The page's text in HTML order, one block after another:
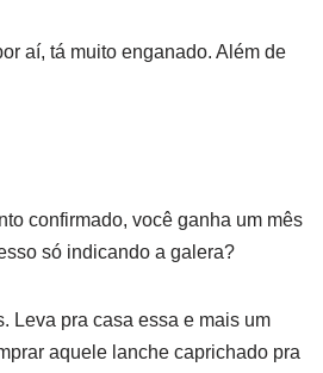
aí, tá muito enganado. Além de
confirmado, você ganha um mês
só indicando a galera?
Leva pra casa essa e mais um
aquele lanche caprichado pra